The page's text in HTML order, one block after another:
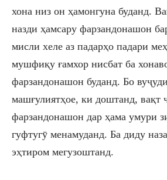
хона низ он ҳамонгуна буданд.
назди ҳамсару фарзандонашон
мисли хеле аз падарҳо падари
мушфиқу ғамхор нисбат ба
фарзандонашон буданд. Бо
машғулиятҳое, ки доштанд, вақт
фарзандонашон дар ҳама умури
гуфтугӯ менамуданд. Ба диду
эҳтиром мегузоштанд.